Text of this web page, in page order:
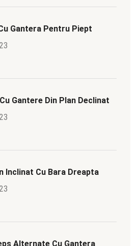
Gantera Pentru Piept
Gantere Din Plan Declinat
Inclinat Cu Bara Dreapta
Alternate Cu Gantera